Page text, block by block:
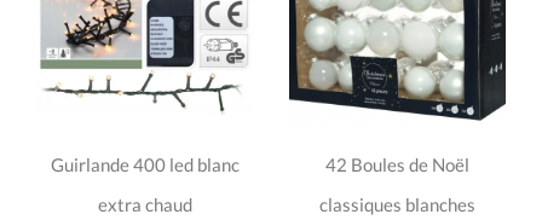
Guirlande 400 led blanc
extra chaud
42 Boules de Noël
classiques blanches